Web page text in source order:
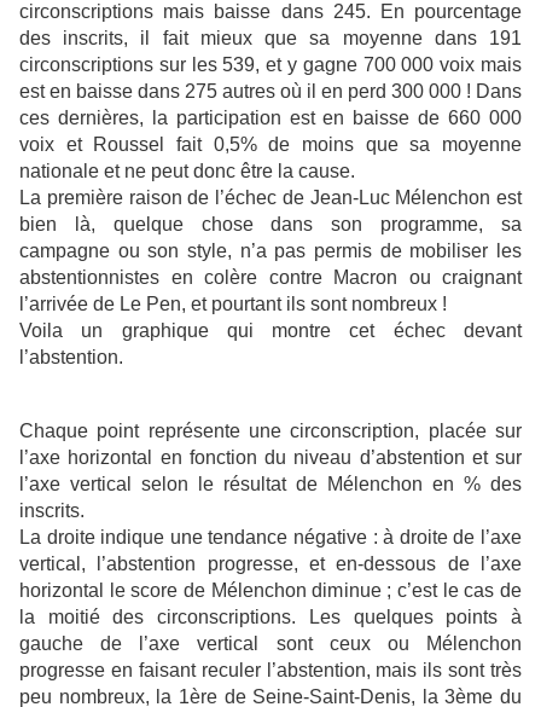
circonscriptions mais baisse dans 245. En pourcentage
des inscrits, il fait mieux que sa moyenne dans 191
circonscriptions sur les 539, et y gagne 700 000 voix mais
est en baisse dans 275 autres où il en perd 300 000 ! Dans
ces dernières, la participation est en baisse de 660 000
voix et Roussel fait 0,5% de moins que sa moyenne
nationale et ne peut donc être la cause.
La première raison de l’échec de Jean-Luc Mélenchon est
bien là, quelque chose dans son programme, sa
campagne ou son style, n’a pas permis de mobiliser les
abstentionnistes en colère contre Macron ou craignant
l’arrivée de Le Pen, et pourtant ils sont nombreux !
Voila un graphique qui montre cet échec devant
l’abstention.
Chaque point représente une circonscription, placée sur
l’axe horizontal en fonction du niveau d’abstention et sur
l’axe vertical selon le résultat de Mélenchon en % des
inscrits.
La droite indique une tendance négative : à droite de l’axe
vertical, l’abstention progresse, et en-dessous de l’axe
horizontal le score de Mélenchon diminue ; c’est le cas de
la moitié des circonscriptions. Les quelques points à
gauche de l’axe vertical sont ceux ou Mélenchon
progresse en faisant reculer l’abstention, mais ils sont très
peu nombreux, la 1ère de Seine-Saint-Denis, la 3ème du